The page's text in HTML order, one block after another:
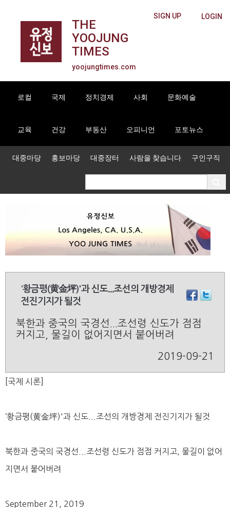
LOGIN
SIGN UP
THE
YOOJUNG
TIMES
yoojungtimes.com
로컬 국제 정치경제 사회 문화예술
교육 건강 부동산 오피니언 포토뉴스
대중마당 홍보마당 대중장터 사람을 찾습니다 구인구직
‘황금평(黄金坪)'과 신도...조선의 개방경제
전진기지가 될것
북한과 중국의 국경선...조선령 신도가 점점
커지고, 물길이 없어지면서 붙어버려
2019-09-21
[국제 시론]
‘황금평(黄金坪)'과 신도...조선의 개방경제 전진기지가 될것
북한과 중국의 국경선...조선령 신도가 점점 커지고, 물길이 없어
지면서 붙어버려
September 21, 2019